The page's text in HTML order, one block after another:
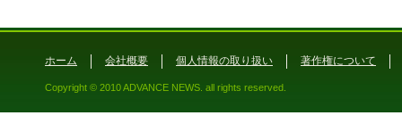
ホーム 会社概要 個人情報の取り扱い 著作権について
Copyright © 2010 ADVANCE NEWS. all rights reserved.